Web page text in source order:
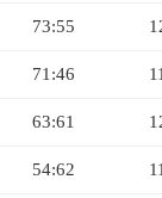
73:55
71:46
63:61
54:62